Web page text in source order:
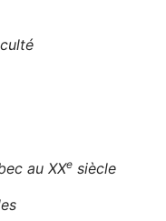
au XXe siècle